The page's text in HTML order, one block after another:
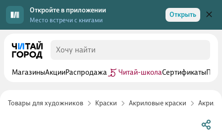
Откройте в приложении
Место встречи с книгами
Открыть
МагазиныАкцииРаспродажа Читай-школаСертификаты
Товары для художников Краски Акриловые краски